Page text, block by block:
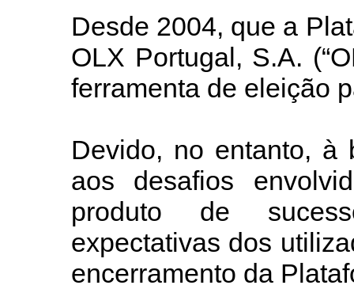
Desde 2004, que a
OLX Portugal, S.A.
ferramenta de eleição
Devido, no entanto, à
aos desafios
produto de
expectativas dos
encerramento da